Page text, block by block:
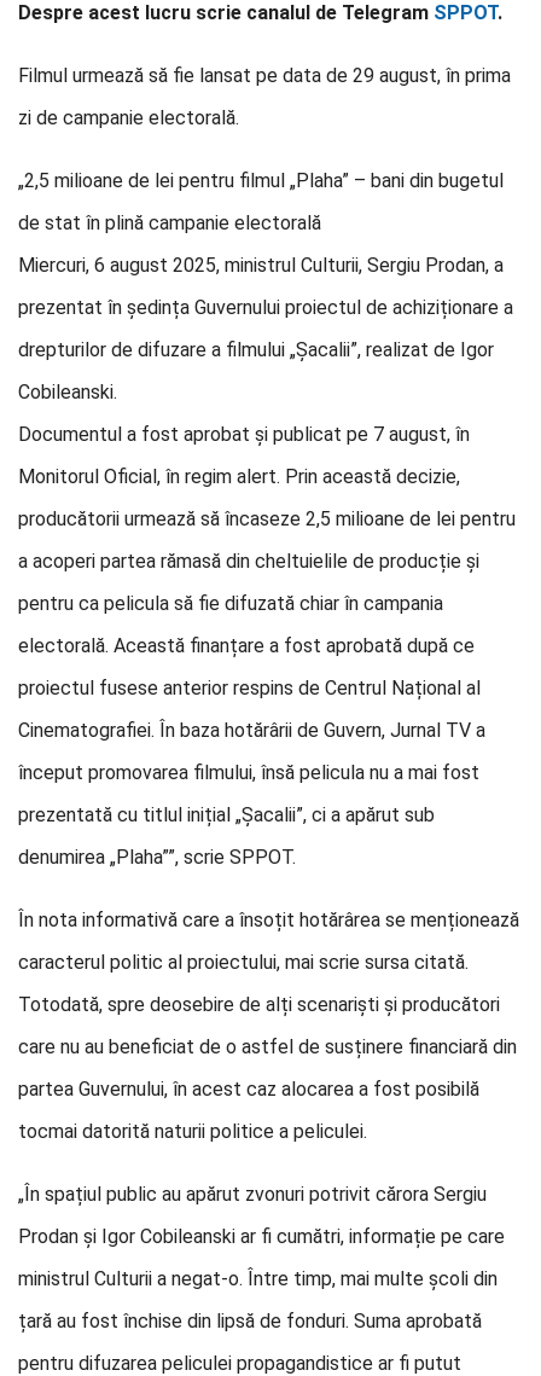
Despre acest lucru scrie canalul de Telegram SPPOT.
Filmul urmează să fie lansat pe data de 29 august, în prima
zi de campanie electorală.
„2,5 milioane de lei pentru filmul „Plaha” – bani din bugetul
de stat în plină campanie electorală
Miercuri, 6 august 2025, ministrul Culturii, Sergiu Prodan, a
prezentat în ședința Guvernului proiectul de achiziționare a
drepturilor de difuzare a filmului „Șacalii”, realizat de Igor
Cobileanski.
Documentul a fost aprobat și publicat pe 7 august, în
Monitorul Oficial, în regim alert. Prin această decizie,
producătorii urmează să încaseze 2,5 milioane de lei pentru
a acoperi partea rămasă din cheltuielile de producție și
pentru ca pelicula să fie difuzată chiar în campania
electorală. Această finanțare a fost aprobată după ce
proiectul fusese anterior respins de Centrul Național al
Cinematografiei. În baza hotărârii de Guvern, Jurnal TV a
început promovarea filmului, însă pelicula nu a mai fost
prezentată cu titlul inițial „Șacalii”, ci a apărut sub
denumirea „Plaha””, scrie SPPOT.
În nota informativă care a însoțit hotărârea se menționează
caracterul politic al proiectului, mai scrie sursa citată.
Totodată, spre deosebire de alți scenariști și producători
care nu au beneficiat de o astfel de susținere financiară din
partea Guvernului, în acest caz alocarea a fost posibilă
tocmai datorită naturii politice a peliculei.
„În spațiul public au apărut zvonuri potrivit cărora Sergiu
Prodan și Igor Cobileanski ar fi cumătri, informație pe care
ministrul Culturii a negat-o. Între timp, mai multe școli din
țară au fost închise din lipsă de fonduri. Suma aprobată
pentru difuzarea peliculei propagandistice ar fi putut